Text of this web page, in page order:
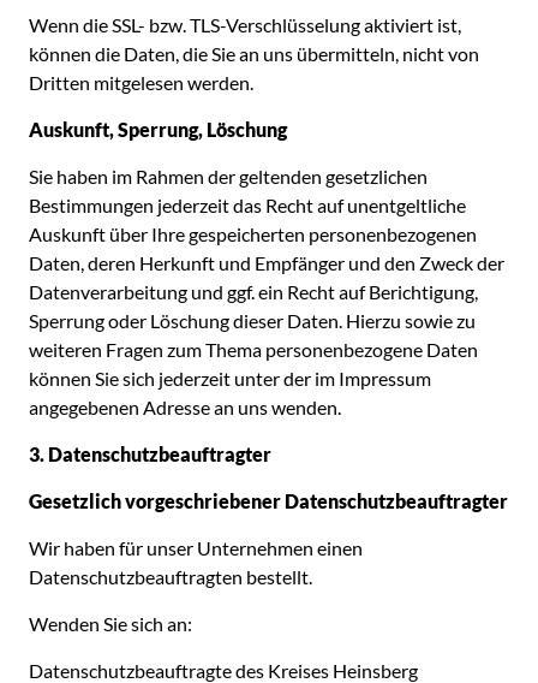
Wenn die SSL- bzw. TLS-Verschlüsselung aktiviert ist,
können die Daten, die Sie an uns übermitteln, nicht von
Dritten mitgelesen werden.
Auskunft, Sperrung, Löschung
Sie haben im Rahmen der geltenden gesetzlichen
Bestimmungen jederzeit das Recht auf unentgeltliche
Auskunft über Ihre gespeicherten personenbezogenen
Daten, deren Herkunft und Empfänger und den Zweck der
Datenverarbeitung und ggf. ein Recht auf Berichtigung,
Sperrung oder Löschung dieser Daten. Hierzu sowie zu
weiteren Fragen zum Thema personenbezogene Daten
können Sie sich jederzeit unter der im Impressum
angegebenen Adresse an uns wenden.
3. Datenschutzbeauftragter
Gesetzlich vorgeschriebener Datenschutzbeauftragter
Wir haben für unser Unternehmen einen
Datenschutzbeauftragten bestellt.
Wenden Sie sich an:
Datenschutzbeauftragte des Kreises Heinsberg